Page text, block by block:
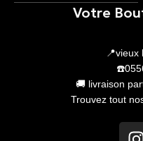
Votre
📍vieux
🚚 livraison
Trouvez tout